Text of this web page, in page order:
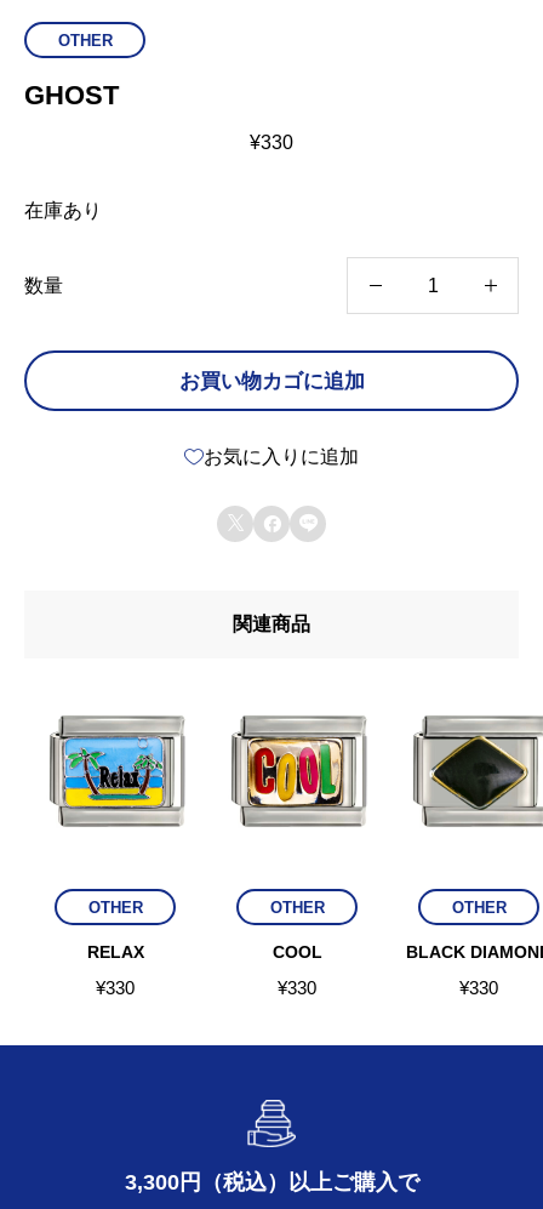
OTHER
GHOST
¥330
在庫あり
数量
H
O
お買い物カゴに追加
お気に入りに追加
  
関連商品
OTHER
RELAX
¥330
OTHER
COOL
¥330
OTHER
BLACK
¥330
3,300円（税込）以上ご購入で